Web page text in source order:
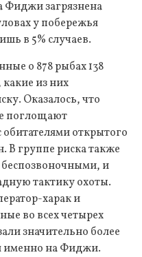
Фиджи загрязнена
у побережья
в 5% случаев.
о 878 рыбах 138
из них
Оказалось, что
поглощают
открытого
В группе риска также
и
тактику охоты.
харак и
во всех четырех
значительно более
именно на Фиджи.